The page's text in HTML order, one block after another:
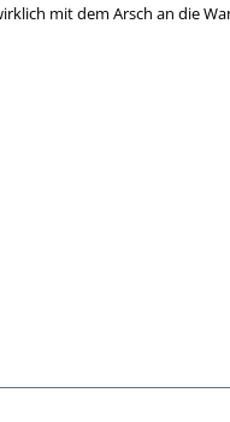
mit dem Arsch an die